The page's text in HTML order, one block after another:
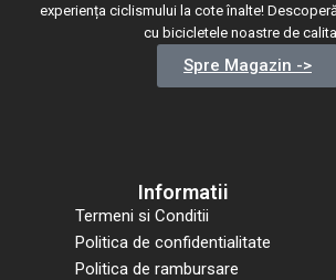
experiența ciclismului la cote înalte!
cu bicicletele noastre de
Spre Magazin ->
Informatii
Termeni si Conditii
Politica de confidentialitate
Politica de rambursare